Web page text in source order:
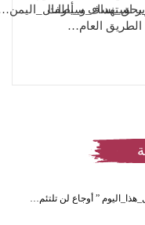
استهداف سيارات
العام…
” أوجاع لن تلتئم…